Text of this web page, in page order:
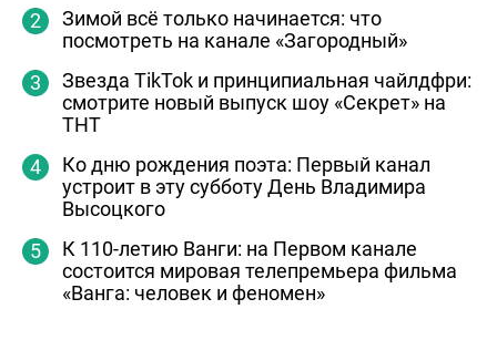
Зимой всё только начинается: что
посмотреть на канале «Загородный»
Звезда TikTok и принципиальная чайлдфри:
смотрите новый выпуск шоу «Секрет» на
ТНТ
Ко дню рождения поэта: Первый канал
устроит в эту субботу День Владимира
Высоцкого
К 110-летию Ванги: на Первом канале
состоится мировая телепремьера фильма
«Ванга: человек и феномен»